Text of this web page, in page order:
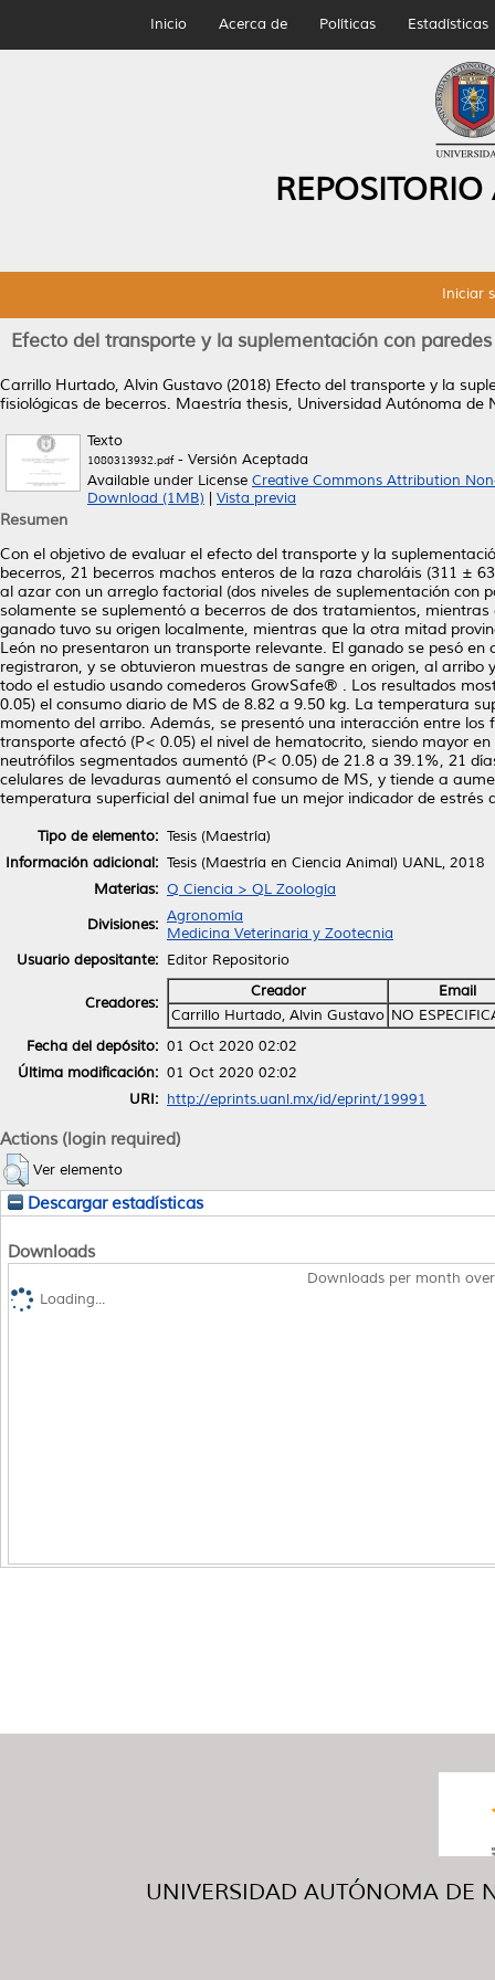
Inicio Acerca de Políticas Estadísticas
Iniciar
Efecto del transporte y la suplementación con
Carrillo Hurtado, Alvin Gustavo (2018) Efecto del transporte y la
fisiológicas de becerros. Maestría thesis, Universidad Autónoma de
Texto
1080313932.pdf- Versión Aceptada
Available under License Creative Commons Attribution
Download (1MB)
Vista previa
Resumen
Con el objetivo de evaluar el efecto del transporte y la
becerros, 21 becerros machos enteros de la raza charoláis (311 ±
al azar con un arreglo factorial (dos niveles de suplementación con
solamente se suplementó a becerros de dos tratamientos,
ganado tuvo su origen localmente, mientras que la otra mitad
León no presentaron un transporte relevante. El ganado se pesó
registraron, y se obtuvieron muestras de sangre en origen, al
todo el estudio usando comederos GrowSafe® . Los resultados
0.05) el consumo diario de MS de 8.82 a 9.50 kg. La temperatura
momento del arribo. Además, se presentó una interacción entre
transporte afectó (P< 0.05) el nivel de hematocrito, siendo mayor
neutrófilos segmentados aumentó (P< 0.05) de 21.8 a 39.1%, 21
celulares de levaduras aumentó el consumo de MS, y tiende a
temperatura superficial del animal fue un mejor indicador de estrés
Tipo de elemento: Tesis (Maestría)
Información adicional: Tesis (Maestría en Ciencia Animal) UANL, 2018
Materias: Q Ciencia > QL Zoología
Divisiones: Agronomía
Medicina Veterinaria y Zootecnia
Usuario depositante: Editor Repositorio
Creadores:
Creador
Email
Carrillo Hurtado, Alvin Gustavo NO
Fecha del depósito: 01 Oct 2020 02:02
Última modificación: 01 Oct 2020 02:02
URI: http://eprints.uanl.mx/id/eprint/19991
Actions (login required)
Ver elemento
Descargar estadísticas
Downloads
Downloads per month
Loading...
UNIVERSIDAD AUTÓNOMA DE